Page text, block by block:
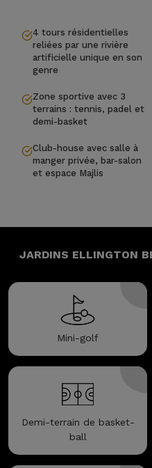
4 tours résidentielles
reliées par une rivière
artificielle unique en son
genre
Zone sportive avec 3
terrains : tennis, padel et
demi-basket
Club-house avec salle à
manger privée, bar-salon
et espace Majlis
JARDINS ELLINGTON
Mini-golf
Demi-terrain de basket-
ball